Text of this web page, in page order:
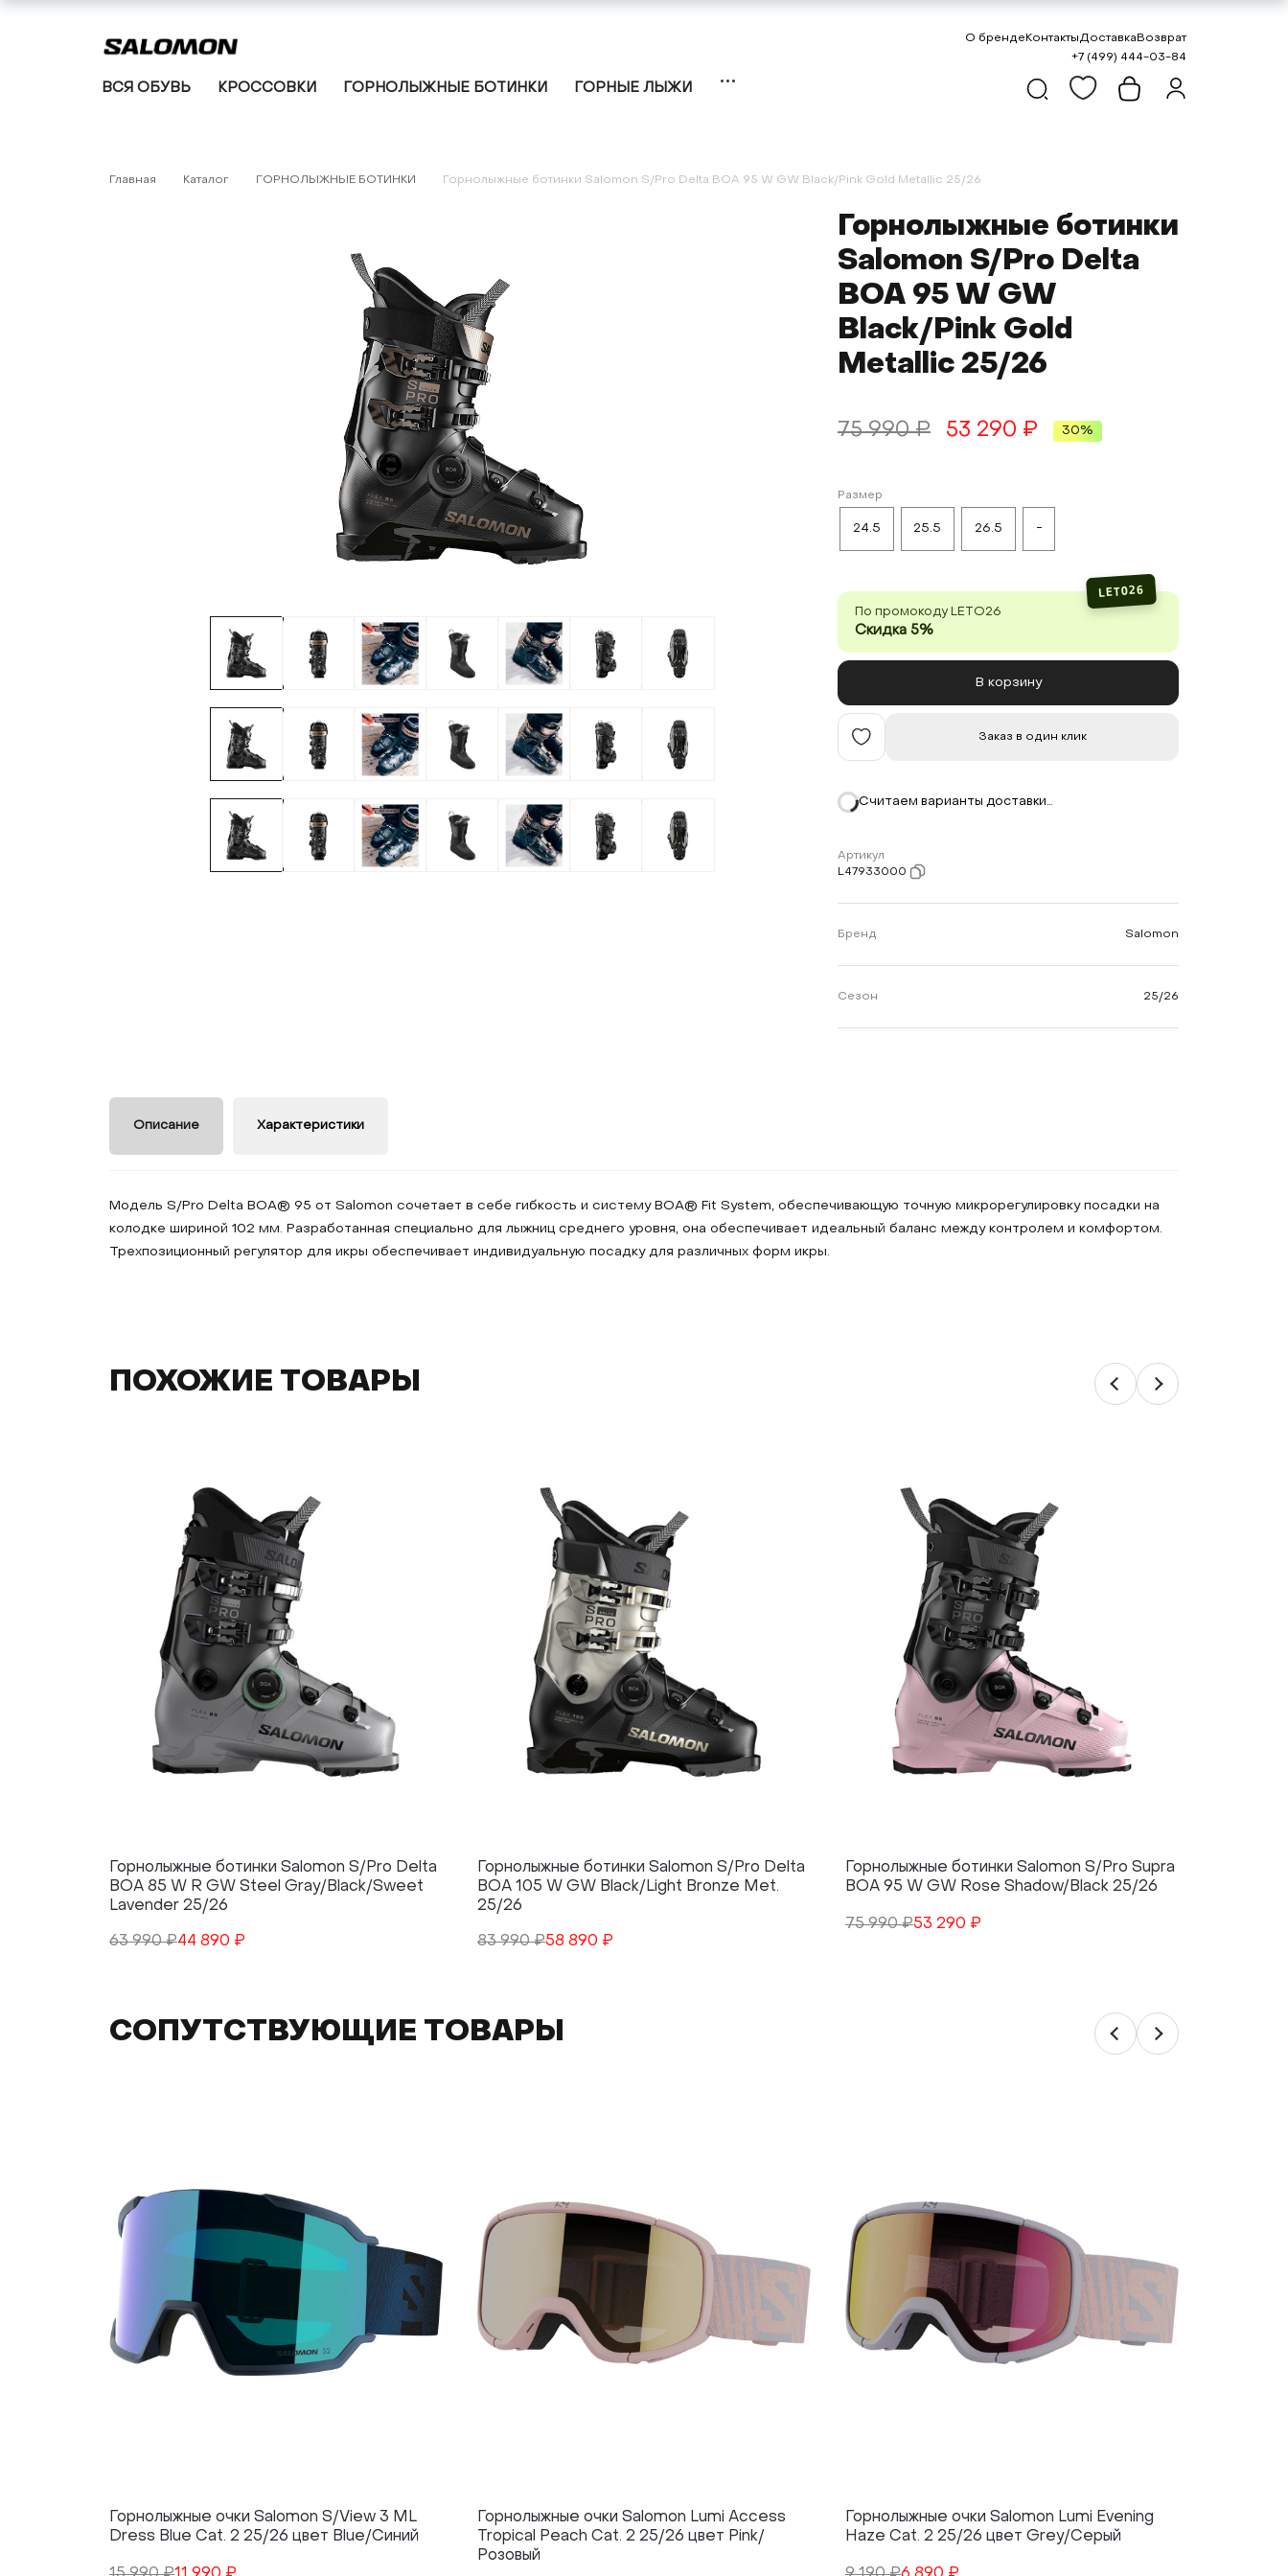
ВСЯ ОБУВЬ КРОССОВКИ ГОРНОЛЫЖНЫЕ БОТИНКИ ГОРНЫЕ ЛЫЖИ
О бренде КонтактыДоставка Возврат
+7 (499) 444-03-84
Главная Каталог ГОРНОЛЫЖНЫЕ БОТИНКИ Горнолыжные ботинки Salomon S/Pro Delta BOA 95 W GW Black/Pink Gold Metallic 25/26
Горнолыжные ботинки
Salomon S/Pro Delta
BOA 95 W GW
Black/Pink Gold
Metallic 25/26
75 990 ₽ 53 290 ₽ 30%
Размер
24.5 25.5 26.5 -
LETO26
По промокоду LETO26
Скидка 5%
В корзину
Заказ в один клик
Считаем варианты доставки…
Артикул
L47933000
Бренд Salomon
Сезон 25/26
Описание Характеристики
Модель S/Pro Delta BOA® 95 от Salomon сочетает в себе гибкость и систему BOA® Fit System, обеспечивающую точную микрорегулировку посадки на
колодке шириной 102 мм. Разработанная специально для лыжниц среднего уровня, она обеспечивает идеальный баланс между контролем и комфортом.
Трехпозиционный регулятор для икры обеспечивает индивидуальную посадку для различных форм икры.
ПОХОЖИЕ ТОВАРЫ
Горнолыжные ботинки Salomon S/Pro Delta
BOA 85 W R GW Steel Gray/Black/Sweet
Lavender 25/26
63 990 ₽44 890 ₽
Горнолыжные ботинки Salomon S/Pro Delta
BOA 105 W GW Black/Light Bronze Met.
25/26
83 990 ₽58 890 ₽
Горнолыжные ботинки Salomon S/Pro Supra
BOA 95 W GW Rose Shadow/Black 25/26
75 990 ₽53 290 ₽
СОПУТСТВУЮЩИЕ ТОВАРЫ
Горнолыжные очки Salomon S/View 3 ML
Dress Blue Cat. 2 25/26 цвет Blue/Синий
Горнолыжные очки Salomon Lumi Access
Tropical Peach Cat. 2 25/26 цвет Pink/
Розовый
Горнолыжные очки Salomon Lumi Evening
Haze Cat. 2 25/26 цвет Grey/Серый